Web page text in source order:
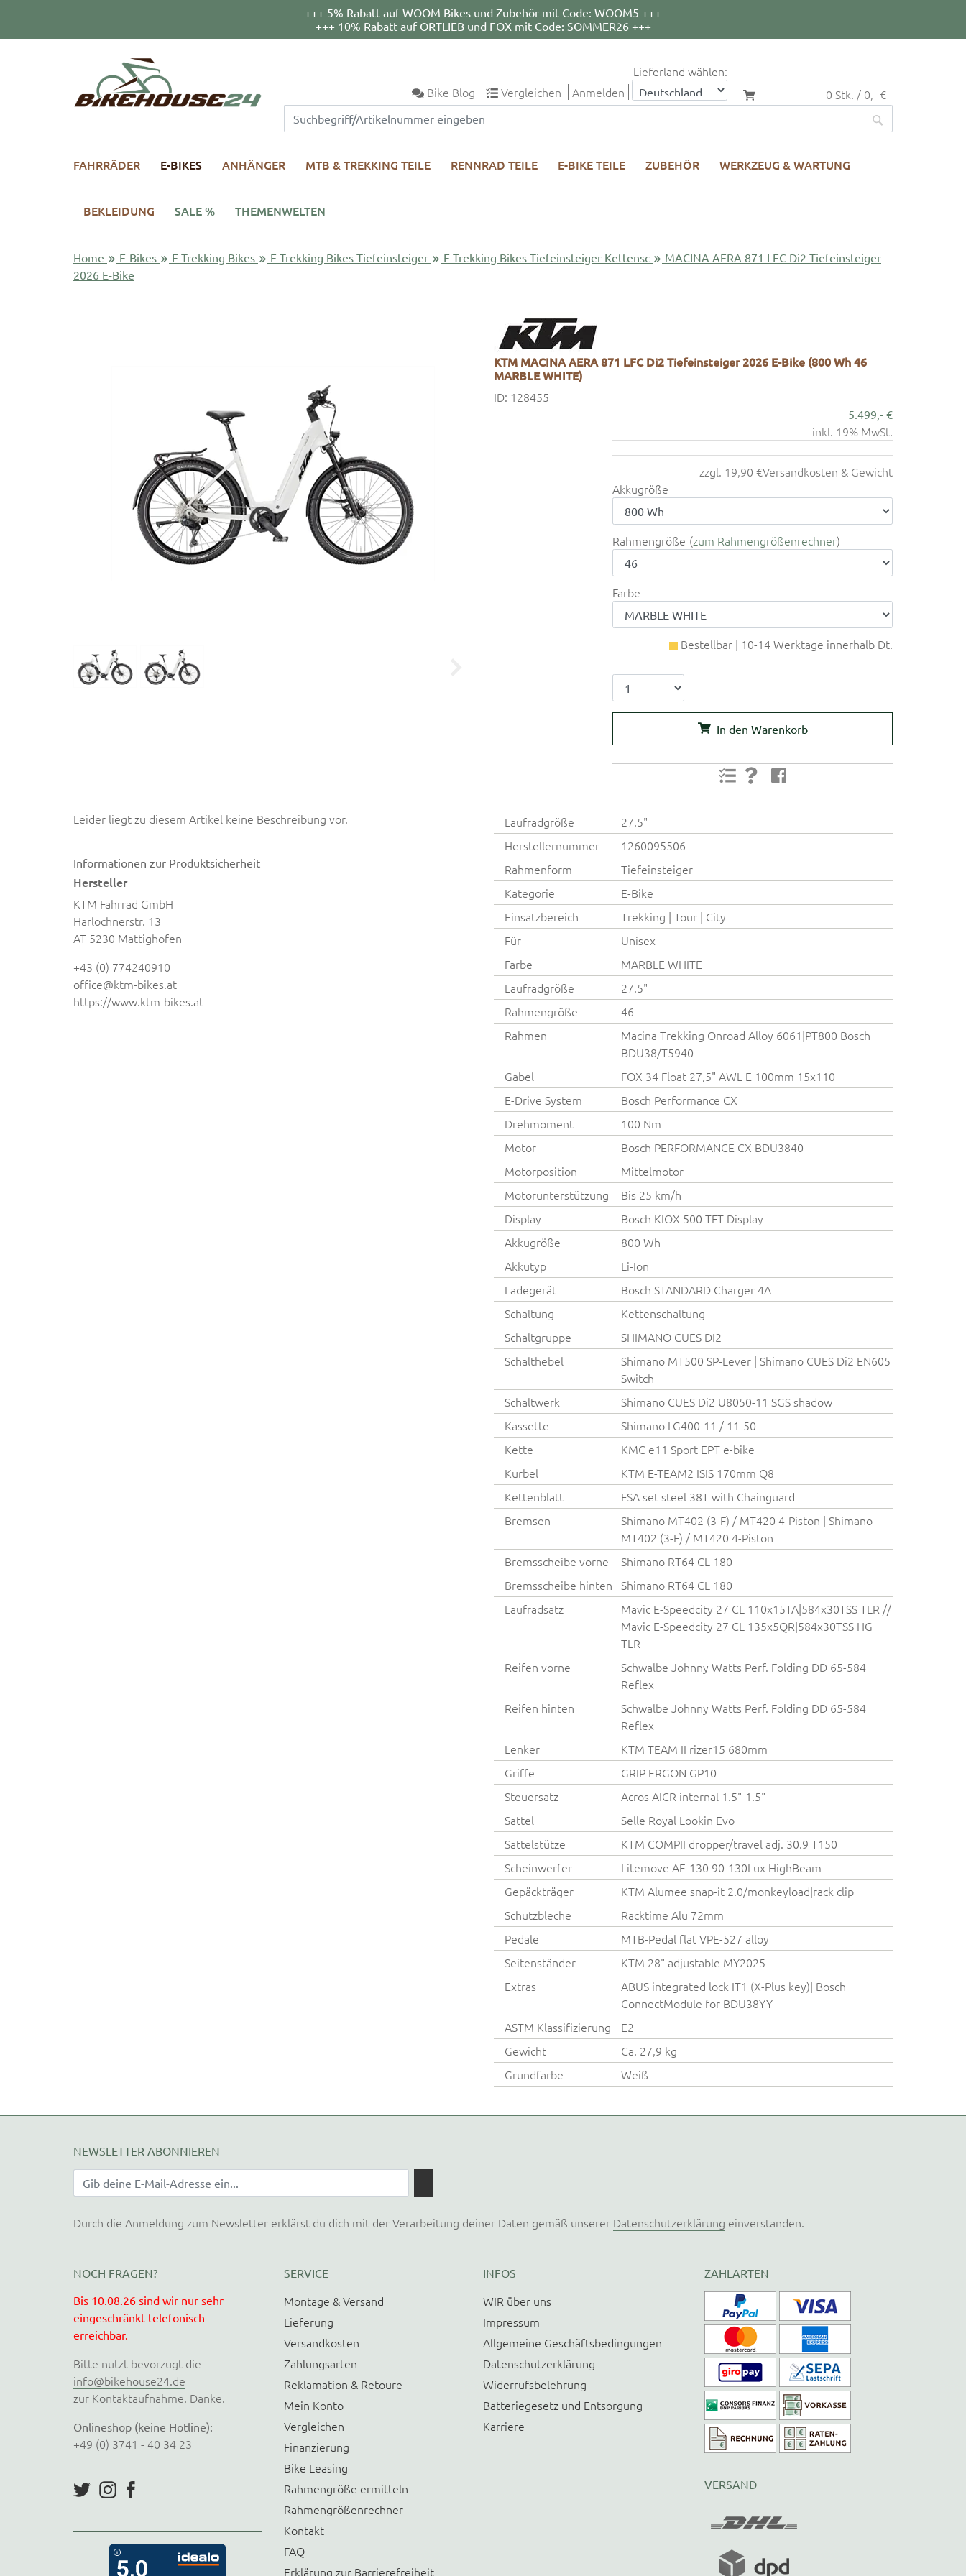
+++ 5% Rabatt auf WOOM Bikes und Zubehör mit Code: WOOM5 +++
+++ 10% Rabatt auf ORTLIEB und FOX mit Code: SOMMER26 +++
Bike Blog Vergleichen Anmelden
Lieferland wählen:
0 Stk. / 0,- €
FAHRRÄDER E-BIKES ANHÄNGER MTB & TREKKING TEILE RENNRAD TEILE E-BIKE TEILE ZUBEHÖR WERKZEUG & WARTUNG
BEKLEIDUNG SALE % THEMENWELTEN
Home E-Bikes E-Trekking Bikes E-Trekking Bikes Tiefeinsteiger E-Trekking Bikes Tiefeinsteiger Kettensc
MACINA AERA 871 LFC Di2 Tiefeinsteiger
2026 E-Bike
KTM MACINA AERA 871 LFC Di2 Tiefeinsteiger 2026 E-Bike (800 Wh 46
MARBLE WHITE)
ID: 128455
5.499,- €
inkl. 19% MwSt.
zzgl. 19,90 €Versandkosten & Gewicht
Akkugröße
Rahmengröße zum Rahmengrößenrechner
Farbe
Bestellbar | 10-14 Werktage innerhalb Dt.
In den Warenkorb
Leider liegt zu diesem Artikel keine Beschreibung vor.
Informationen zur Produktsicherheit
Hersteller
KTM Fahrrad GmbH
Harlochnerstr. 13
AT 5230 Mattighofen
+43 (0) 774240910
office@ktm-bikes.at
https://www.ktm-bikes.at
Laufradgröße
27.5"
Herstellernummer
1260095506
Rahmenform
Tiefeinsteiger
Kategorie
E-Bike
Einsatzbereich
Trekking | Tour | City
Für
Unisex
Farbe
MARBLE WHITE
Laufradgröße
27.5"
Rahmengröße
46
Rahmen
Macina Trekking Onroad Alloy 6061|PT800 Bosch
BDU38/T5940
Gabel
FOX 34 Float 27,5" AWL E 100mm 15x110
E-Drive System
Bosch Performance CX
Drehmoment
100 Nm
Motor
Bosch PERFORMANCE CX BDU3840
Motorposition
Mittelmotor
Motorunterstützung
Bis 25 km/h
Display
Bosch KIOX 500 TFT Display
Akkugröße
800 Wh
Akkutyp
Li-Ion
Ladegerät
Bosch STANDARD Charger 4A
Schaltung
Kettenschaltung
Schaltgruppe
SHIMANO CUES DI2
Schalthebel
Shimano MT500 SP-Lever | Shimano CUES Di2 EN605
Switch
Schaltwerk
Shimano CUES Di2 U8050-11 SGS shadow
Kassette
Shimano LG400-11 / 11-50
Kette
KMC e11 Sport EPT e-bike
Kurbel
KTM E-TEAM2 ISIS 170mm Q8
Kettenblatt
FSA set steel 38T with Chainguard
Bremsen
Shimano MT402 (3-F) / MT420 4-Piston | Shimano
MT402 (3-F) / MT420 4-Piston
Bremsscheibe vorne
Shimano RT64 CL 180
Bremsscheibe hinten Shimano RT64 CL 180
Laufradsatz
Mavic E-Speedcity 27 CL 110x15TA|584x30TSS TLR //
Mavic E-Speedcity 27 CL 135x5QR|584x30TSS HG
TLR
Reifen vorne
Schwalbe Johnny Watts Perf. Folding DD 65-584
Reflex
Reifen hinten
Schwalbe Johnny Watts Perf. Folding DD 65-584
Reflex
Lenker
KTM TEAM II rizer15 680mm
Griffe
GRIP ERGON GP10
Steuersatz
Acros AICR internal 1.5"-1.5"
Sattel
Selle Royal Lookin Evo
Sattelstütze
KTM COMPII dropper/travel adj. 30.9 T150
Scheinwerfer
Litemove AE-130 90-130Lux HighBeam
Gepäckträger
KTM Alumee snap-it 2.0/monkeyload|rack clip
Schutzbleche
Racktime Alu 72mm
Pedale
MTB-Pedal flat VPE-527 alloy
Seitenständer
KTM 28" adjustable MY2025
Extras
ABUS integrated lock IT1 (X-Plus key)| Bosch
ConnectModule for BDU38YY
ASTM Klassifizierung
E2
Gewicht
Ca. 27,9 kg
Grundfarbe
Weiß
NEWSLETTER ABONNIEREN
Durch die Anmeldung zum Newsletter erklärst du dich mit der Verarbeitung deiner Daten gemäß unserer Datenschutzerklärung einverstanden.
NOCH FRAGEN?
Bis 10.08.26 sind wir nur sehr
eingeschränkt telefonisch
erreichbar.
Bitte nutzt bevorzugt die
info@bikehouse24.de
zur Kontaktaufnahme. Danke.
Onlineshop (keine Hotline):
+49 (0) 3741 - 40 34 23
SERVICE
Montage & Versand
Lieferung
Versandkosten
Zahlungsarten
Reklamation & Retoure
Mein Konto
Vergleichen
Finanzierung
Bike Leasing
Rahmengröße ermitteln
Rahmengrößenrechner
Kontakt
FAQ
Erklärung zur Barrierefreiheit
INFOS
WIR über uns
Impressum
Allgemeine Geschäftsbedingungen
Datenschutzerklärung
Widerrufsbelehrung
Batteriegesetz und Entsorgung
Karriere
ZAHLARTEN
VERSAND